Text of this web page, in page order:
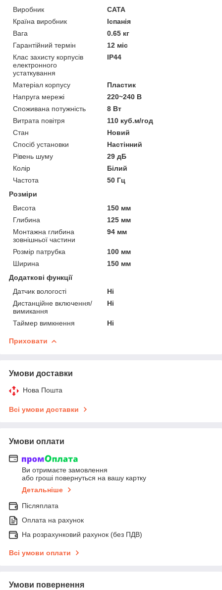
Виробник
CATA
Країна виробник
Іспанія
Вага
0.65 кг
Гарантійний термін
12 міс
Клас захисту корпусів
електронного
устаткування
IP44
Матеріал корпусу
Пластик
Напруга мережі
220~240 В
Споживана потужність
8 Вт
Витрата повітря
110 куб.м/год
Стан
Новий
Спосіб установки
Настінний
Рівень шуму
29 дБ
Колір
Білий
Частота
50 Гц
Розміри
Висота
150 мм
Глибина
125 мм
Монтажна глибина
зовнішньої частини
94 мм
Розмір патрубка
100 мм
Ширина
150 мм
Додаткові функції
Датчик вологості
Ні
Дистанційне включення/
вимикання
Ні
Таймер вимкнення Ні
Приховати
Умови доставки
Нова Пошта
Всі умови доставки
Умови оплати
Ви отримаєте замовлення
або гроші повернуться на вашу картку
Детальніше
Післяплата
Оплата на рахунок
На розрахунковий рахунок (без ПДВ)
Всі умови оплати
Умови повернення